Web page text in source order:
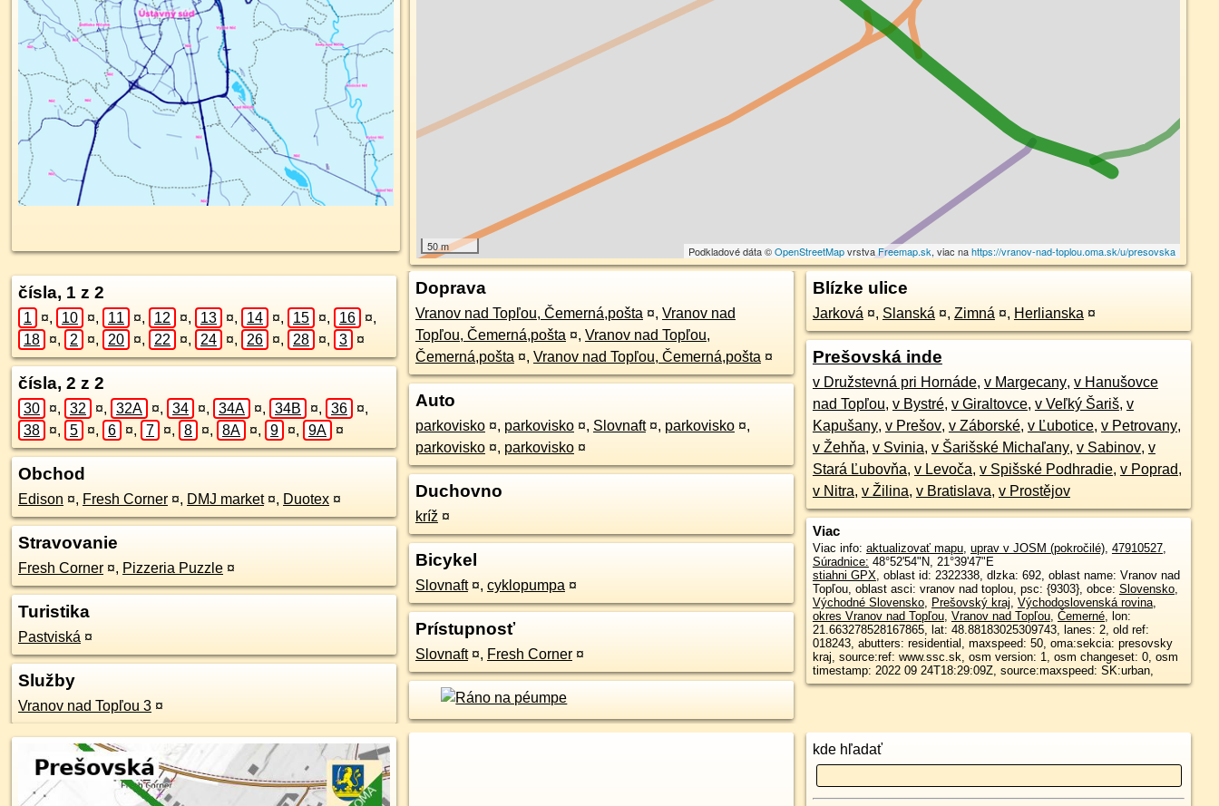
50 m Podkladové dáta ©OpenStreetMapvrstvaFreemap.sk, viac nahttps://vranov-nad-toplou.oma.sk/u/presovska
čísla, 1 z 2
1 ¤, 10 ¤, 11 ¤, 12 ¤, 13 ¤, 14 ¤, 15 ¤, 16 ¤,
18
¤, 2 ¤, 20 ¤, 22 ¤, 24 ¤, 26 ¤, 28 ¤, 3 ¤
čísla, 2 z 2
30 ¤, 32 ¤, 32A ¤, 34 ¤, 34A ¤, 34B ¤, 36 ¤,
38
¤, 5 ¤, 6 ¤, 7 ¤, 8 ¤, 8A ¤, 9 ¤, 9A ¤
Obchod
Edison ¤, Fresh Corner ¤, DMJ market ¤, Duotex ¤
Stravovanie
Fresh Corner ¤, Pizzeria Puzzle ¤
Turistika
Pastviská ¤
Služby
Vranov nad Topľou 3 ¤
Doprava
Vranov nad Topľou, Čemerná,pošta ¤, Vranov nad
Topľou, Čemerná,pošta ¤, Vranov nad Topľou,
Čemerná,pošta ¤, Vranov nad Topľou, Čemerná,pošta ¤
Auto
parkovisko ¤, parkovisko ¤, Slovnaft ¤, parkovisko ¤,
parkovisko ¤, parkovisko ¤
Duchovno
kríž ¤
Bicykel
Slovnaft ¤, cyklopumpa ¤
Prístupnosť
Slovnaft ¤, Fresh Corner ¤
Blízke ulice
Jarková ¤, Slanská ¤, Zimná ¤, Herlianska ¤
Prešovská inde
v Družstevná pri Hornáde, v Margecany, v Hanušovce
nad Topľou, v Bystré, v Giraltovce, v Veľký Šariš, v
Kapušany, v Prešov, v Záborské, v Ľubotice, v Petrovany,
v Žehňa, v Svinia, v Šarišské Michaľany, v Sabinov, v
Stará Ľubovňa, v Levoča, v Spišské Podhradie, v Poprad,
v Nitra, v Žilina, v Bratislava, v Prostějov
Viac
Viac info: aktualizovať mapu, uprav v JOSM (pokročilé), 47910527,
Súradnice: 48°52'54"N, 21°39'47"E
stiahni GPX, oblast id: 2322338, dlzka: 692, oblast name: Vranov nad
Topľou, oblast asci: vranov nad toplou, psc: {9303}, obce: Slovensko,
Východné Slovensko, Prešovský kraj, Východoslovenská rovina,
okres Vranov nad Topľou, Vranov nad Topľou, Čemerné, lon:
21.663278528167865, lat: 48.88183025309743, lanes: 2, old ref:
018243, abutters: residential, maxspeed: 50, oma:sekcia: presovsky
kraj, source:ref: www.ssc.sk, osm version: 1, osm changeset: 0, osm
timestamp: 2022 09 24T18:29:09Z, source:maxspeed: SK:urban,
kde hľadať